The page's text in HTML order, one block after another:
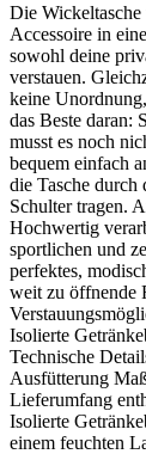
Die
Accessoire in
sowohl deine
verstauen.
keine
das Beste daran:
musst es noch
bequem einfach
die Tasche durch
Schulter tragen.
Hochwertig
sportlichen und
perfektes,
weit zu öffnende
Isolierte
Technische
Ausfütterung
Lieferumfang
Isolierte
einem feuchten